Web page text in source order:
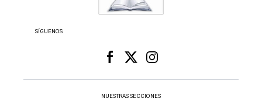
SÍGUENOS
NUESTRAS SECCIONES